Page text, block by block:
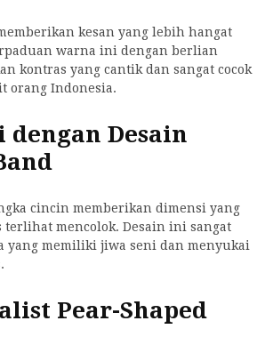
kesan yang lebih hangat
warna ini dengan berlian
kontras yang cantik dan sangat cocok
orang Indonesia.
dengan Desain
cincin memberikan dimensi yang
mencolok. Desain ini sangat
yang memiliki jiwa seni dan menyukai
Pear-Shaped